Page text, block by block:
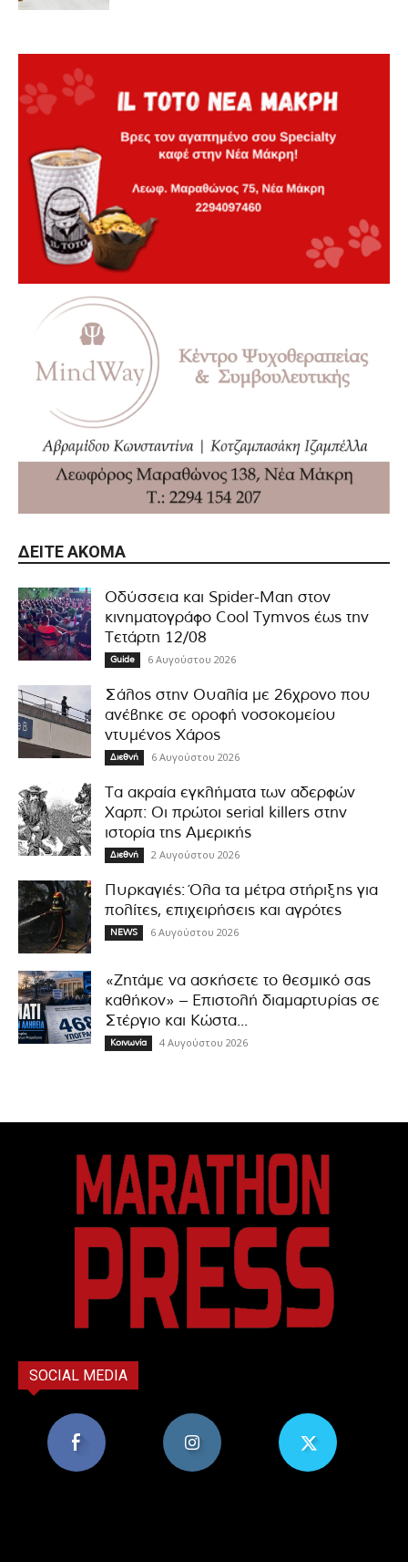
ΔΕΊΤΕ ΑΚΌΜΑ
Οδύσσεια και Spider-Man στον
κινηματογράφο Cool Tymvos έως την
Τετάρτη 12/08
Guide 6 Αυγούστου 2026
Σάλος στην Ουαλία με 26χρονο που
ανέβηκε σε οροφή νοσοκομείου
ντυμένος Χάρος
Διεθνή 6 Αυγούστου 2026
Τα ακραία εγκλήματα των αδερφών
Χαρπ: Οι πρώτοι serial killers στην
ιστορία της Αμερικής
Διεθνή 2 Αυγούστου 2026
Πυρκαγιές: Όλα τα μέτρα στήριξης για
πολίτες, επιχειρήσεις και αγρότες
NEWS 6 Αυγούστου 2026
«Ζητάμε να ασκήσετε το θεσμικό σας
καθήκον» – Επιστολή διαμαρτυρίας σε
Στέργιο και Κώστα...
Κοινωνία 4 Αυγούστου 2026
SOCIAL MEDIA